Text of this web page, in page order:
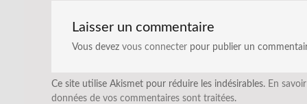
Laisser un commentaire
Vous devez vous connecter pour publier un
Ce site utilise Akismet pour réduire les indésirables. En
données de vos commentaires sont traitées.